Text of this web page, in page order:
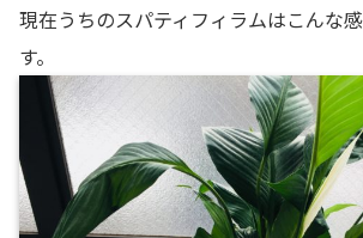
現在うちのスパティフィラムはこんな
す。